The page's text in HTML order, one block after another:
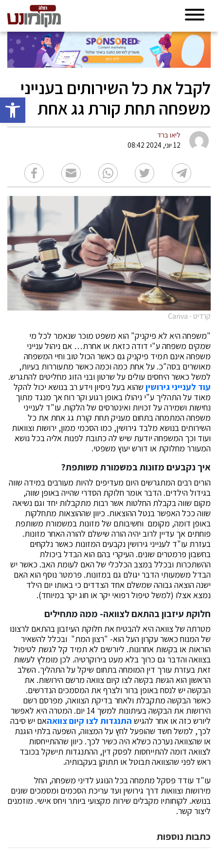
פתח
לקבל את כל השירותים בענייני
משפחה תחת קורת גג אחת
ליאו ברד
12 יוני, 2024 08:42
קרדיט - Canva
"משפחה היא לא פיקניק" הוא משפט מוכר שנאמר לכל מי
שמקים משפחה ע"י דודה כזאת או אחרת… אם ניהול ענייני
משפחה אינם תמיד פיקניק גם כאשר הכול טוב וחיי המשפחה
מאושרים בסה"כ. על אחת כמה וכמה כאשר מתעוררות בעיות,
למשל כאשר היחסים עולים על שרטון ובני הזוג מחליטים להתגרש.
עוד לענייני גירושיןשהוא בעל ניסיון וידע רב בנושא יכול להקל
מאוד על התהליך ע"י ניהולו באופן רגוע וקר רוח אך מנגד מתוך
נחישות ושמירה על זכויות ואינטרסים של הלקוח. עו"ד לענייני
משפחה המתמחה בתחום מעניק תחת קורת גג אחת את כל
השירותים בנושא מלבד גירושין, כמו הסכמי ממון, ירושות וצוואות
ועוד וכך המשפחה יודעת שיש לה כתובת לפנות אליה בכל נושא
המעורר מחלוקת או דורש יעוץ משפטי.
איך נקבעים מזונות במשמורת משותפת?
הורים רבים המתגרשים היום מעדיפים להיות מעורבים במידה שווה
בגידול הילדים. הדבר אומר חלוקת הסדרי שהייה באופן שווה,
מקום שווה בקבלת החלטות אשר רבות מתקבלות יחד וגם נשיאה
שווה ככל האפשר בנטל ההוצאות. כיוון שההוצאות מתחלקות
באופן דומה, מקומם וחשיבותם של מזונות במשמורת משותפת
פוחתים אך עדיין לרוב יהיה הורה שישלם להורה האחר מזונות.
בעזרת עו"ד לענייני גירושין נקבעים המזונות כאשר נלקחים
בחשבון פרמטרים שונים. העיקרי בהם הוא הבדל ביכולת
ההשתכרות ובכלל במצב הכלכלי של האם לעומת האב. כאשר יש
הבדל משמעותי הדבר יגולם גם במזונות. פרמטר נוסף הוא האם
ישנה הוצאה גבוהה שמשלם אחד הצדדים כי באותו יום הילד
נמצא אצלו (למשל טיפול רפואי יקר או חוג יקר במיוחד).
חלוקת עיזבון בהתאם לצוואה- ממה מתחילים
מטרתה של צוואה היא להבטיח את חלוקת העיזבון בהתאם לרצונו
של המנוח כאשר עקרון העל הוא- "רצון המת" ובכלל להשאיר
הוראות או בקשות אחרונות. ליורשים לא תמיד קל לגשת לטיפול
בצוואה והדבר גם כרוך בלא מעט בירוקרטיה. לכן מומלץ לעשות
זאת בעזרת עורך דין המומחה בתחום שיקל על התהליך. השלב
הראשון הוא הגשת בקשה לצו קיום צוואה מרשם הירושות. את
הבקשה יש לנסח באופן ברור ולצרף את המסמכים הנדרשים.
כאשר הבקשה מתקבלת ולאחר בדיקת הצוואה, מפרסם רשם
הירושות את הבקשה בעיתונות למשך 14 יום. המטרה היא לאפשר
ליורש כזה או אחר להגיש התנגדות לצו קיום צוואהאם יש סיבה
לכך, למשל חשד שהופעל לחץ על המצווה, השפעה בלתי הוגנת
או שהצוואה נערכה כשלא היה כשיר לכך. כיוון שההתייחסות
לצוואה דומה להתייחסות לפסק דין, ההתנגדות תישקל בכובד
ראש לפני שהצוואה תבוטל או תתוקן בעקבותיה.
עו"ד עודד פסקל מתמחה בכל הנוגע לדיני משפחה, החל
מירושות וצוואות דרך גירושין ועד עריכת הסכמים ומסמכים שונים
בנושא. לקוחותיו מקבלים שירות מקצועי ביותר ויחס אישי. מוזמנים
ליצור קשר.
כתבות נוספות